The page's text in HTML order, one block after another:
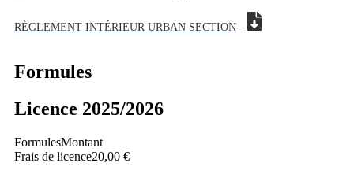
RÈGLEMENT INTÉRIEUR URBAN SECTION
Formules
Licence 2025/2026
FormulesMontant
Frais de licence20,00 €